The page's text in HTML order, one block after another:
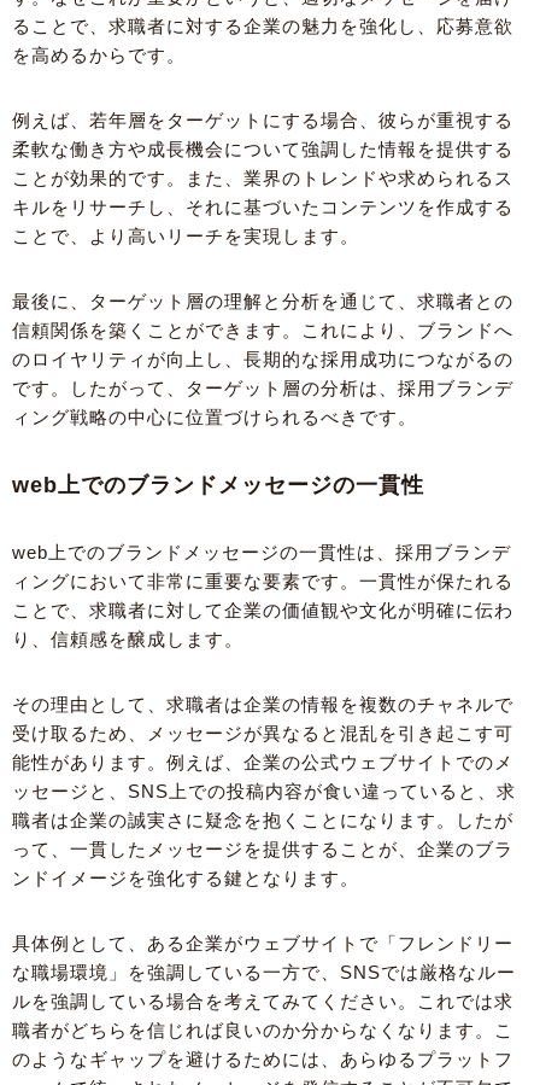
ることで、求職者に対する企業の魅力を強化し、応募意欲
を高めるからです。
例えば、若年層をターゲットにする場合、彼らが重視する
柔軟な働き方や成長機会について強調した情報を提供する
ことが効果的です。また、業界のトレンドや求められるス
キルをリサーチし、それに基づいたコンテンツを作成する
ことで、より高いリーチを実現します。
最後に、ターゲット層の理解と分析を通じて、求職者との
信頼関係を築くことができます。これにより、ブランドへ
のロイヤリティが向上し、長期的な採用成功につながるの
です。したがって、ターゲット層の分析は、採用ブランデ
ィング戦略の中心に位置づけられるべきです。
web上でのブランドメッセージの一貫性
web上でのブランドメッセージの一貫性は、採用ブランデ
ィングにおいて非常に重要な要素です。一貫性が保たれる
ことで、求職者に対して企業の価値観や文化が明確に伝わ
り、信頼感を醸成します。
その理由として、求職者は企業の情報を複数のチャネルで
受け取るため、メッセージが異なると混乱を引き起こす可
能性があります。例えば、企業の公式ウェブサイトでのメ
ッセージと、SNS上での投稿内容が食い違っていると、求
職者は企業の誠実さに疑念を抱くことになります。したが
って、一貫したメッセージを提供することが、企業のブラ
ンドイメージを強化する鍵となります。
具体例として、ある企業がウェブサイトで「フレンドリー
な職場環境」を強調している一方で、SNSでは厳格なルー
ルを強調している場合を考えてみてください。これでは求
職者がどちらを信じれば良いのか分からなくなります。こ
のようなギャップを避けるためには、あらゆるプラットフ